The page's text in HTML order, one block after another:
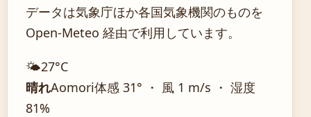
データは気象庁ほか各国気象機関のものを
Open-Meteo 経由で利用しています。
🌤️27°C
晴れAomori体感 31° ・ 風 1 m/s ・ 湿度
81%